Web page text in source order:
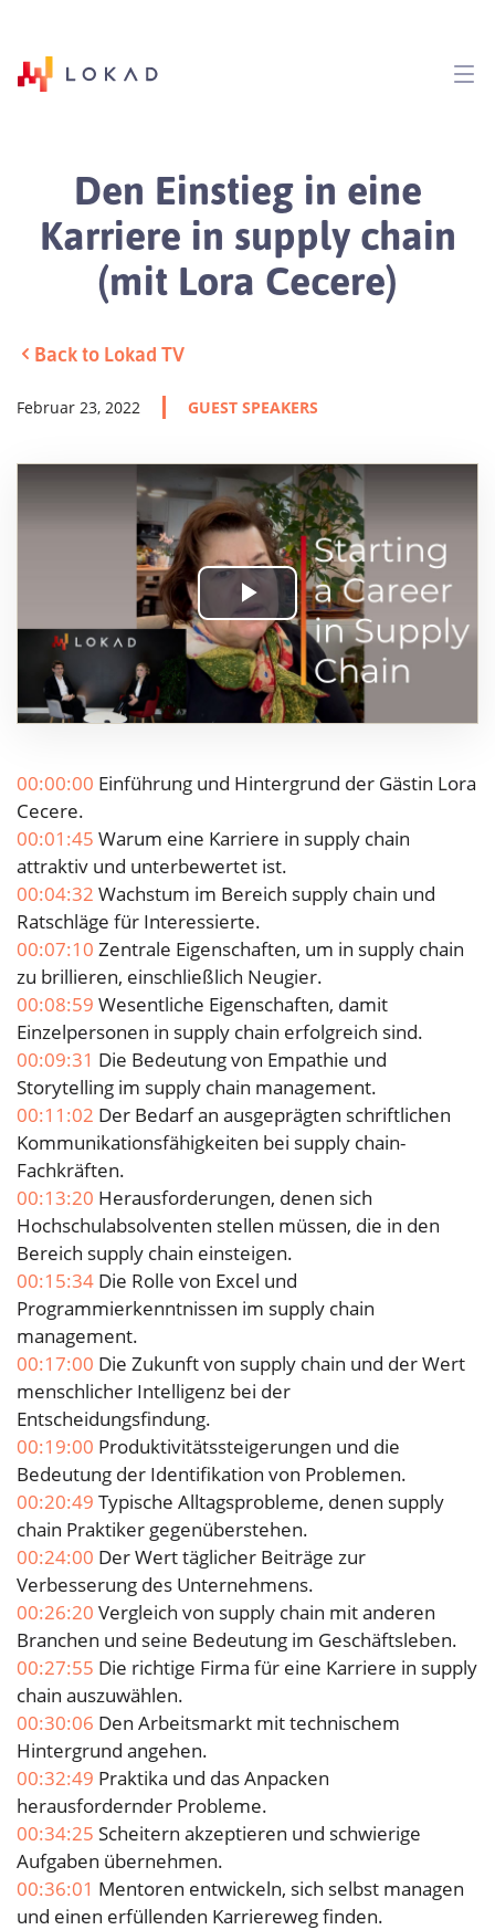
Den Einstieg in eine
Karriere in supply chain
(mit Lora Cecere)
Back to Lokad TV
Februar 23, 2022 GUEST SPEAKERS
Play
Video
00:00:00 Einführung und Hintergrund der Gästin Lora
Cecere.
00:01:45 Warum eine Karriere in supply chain
attraktiv und unterbewertet ist.
00:04:32 Wachstum im Bereich supply chain und
Ratschläge für Interessierte.
00:07:10 Zentrale Eigenschaften, um in supply chain
zu brillieren, einschließlich Neugier.
00:08:59 Wesentliche Eigenschaften, damit
Einzelpersonen in supply chain erfolgreich sind.
00:09:31 Die Bedeutung von Empathie und
Storytelling im supply chain management.
00:11:02 Der Bedarf an ausgeprägten schriftlichen
Kommunikationsfähigkeiten bei supply chain-
Fachkräften.
00:13:20 Herausforderungen, denen sich
Hochschulabsolventen stellen müssen, die in den
Bereich supply chain einsteigen.
00:15:34 Die Rolle von Excel und
Programmierkenntnissen im supply chain
management.
00:17:00 Die Zukunft von supply chain und der Wert
menschlicher Intelligenz bei der
Entscheidungsfindung.
00:19:00 Produktivitätssteigerungen und die
Bedeutung der Identifikation von Problemen.
00:20:49 Typische Alltagsprobleme, denen supply
chain Praktiker gegenüberstehen.
00:24:00 Der Wert täglicher Beiträge zur
Verbesserung des Unternehmens.
00:26:20 Vergleich von supply chain mit anderen
Branchen und seine Bedeutung im Geschäftsleben.
00:27:55 Die richtige Firma für eine Karriere in supply
chain auszuwählen.
00:30:06 Den Arbeitsmarkt mit technischem
Hintergrund angehen.
00:32:49 Praktika und das Anpacken
herausfordernder Probleme.
00:34:25 Scheitern akzeptieren und schwierige
Aufgaben übernehmen.
00:36:01 Mentoren entwickeln, sich selbst managen
und einen erfüllenden Karriereweg finden.